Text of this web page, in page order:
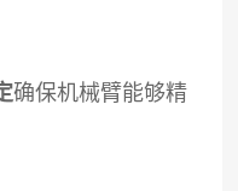
确保机械臂能够精